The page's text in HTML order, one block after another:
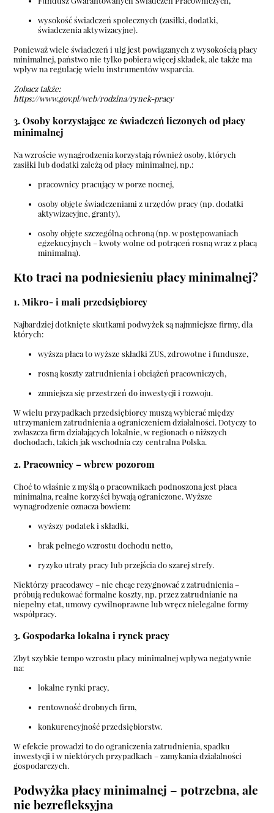
wysokość świadczeń społecznych (zasiłki, dodatki,
świadczenia aktywizacyjne).
Ponieważ wiele świadczeń i ulg jest powiązanych z wysokością płacy
minimalnej, państwo nie tylko pobiera więcej składek, ale także ma
wpływ na regulację wielu instrumentów wsparcia.
Zobacz także:
https://www.gov.pl/web/rodzina/rynek-pracy
3. Osoby korzystające ze świadczeń liczonych od płacy
minimalnej
Na wzroście wynagrodzenia korzystają również osoby, których
zasiłki lub dodatki zależą od płacy minimalnej, np.:
pracownicy pracujący w porze nocnej,
osoby objęte świadczeniami z urzędów pracy (np. dodatki
aktywizacyjne, granty),
osoby objęte szczególną ochroną (np. w postępowaniach
egzekucyjnych – kwoty wolne od potrąceń rosną wraz z płacą
minimalną).
Kto traci na podniesieniu płacy minimalnej?
1. Mikro- i mali przedsiębiorcy
Najbardziej dotknięte skutkami podwyżek są najmniejsze firmy, dla
których:
wyższa płaca to wyższe składki ZUS, zdrowotne i fundusze,
rosną koszty zatrudnienia i obciążeń pracowniczych,
zmniejsza się przestrzeń do inwestycji i rozwoju.
W wielu przypadkach przedsiębiorcy muszą wybierać między
utrzymaniem zatrudnienia a ograniczeniem działalności. Dotyczy to
zwłaszcza firm działających lokalnie, w regionach o niższych
dochodach, takich jak wschodnia czy centralna Polska.
2. Pracownicy – wbrew pozorom
Choć to właśnie z myślą o pracownikach podnoszona jest płaca
minimalna, realne korzyści bywają ograniczone. Wyższe
wynagrodzenie oznacza bowiem:
wyższy podatek i składki,
brak pełnego wzrostu dochodu netto,
ryzyko utraty pracy lub przejścia do szarej strefy.
Niektórzy pracodawcy – nie chcąc rezygnować z zatrudnienia –
próbują redukować formalne koszty, np. przez zatrudnianie na
niepełny etat, umowy cywilnoprawne lub wręcz nielegalne formy
współpracy.
3. Gospodarka lokalna i rynek pracy
Zbyt szybkie tempo wzrostu płacy minimalnej wpływa negatywnie
na:
lokalne rynki pracy,
rentowność drobnych firm,
konkurencyjność przedsiębiorstw.
W efekcie prowadzi to do ograniczenia zatrudnienia, spadku
inwestycji i w niektórych przypadkach – zamykania działalności
gospodarczych.
Podwyżka płacy minimalnej – potrzebna, ale
nie bezrefleksyjna